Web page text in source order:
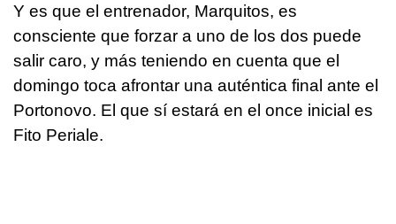
Y es que el entrenador, Marquitos, es
consciente que forzar a uno de los dos puede
salir caro, y más teniendo en cuenta que el
domingo toca afrontar una auténtica final ante el
Portonovo. El que sí estará en el once inicial es
Fito Periale.